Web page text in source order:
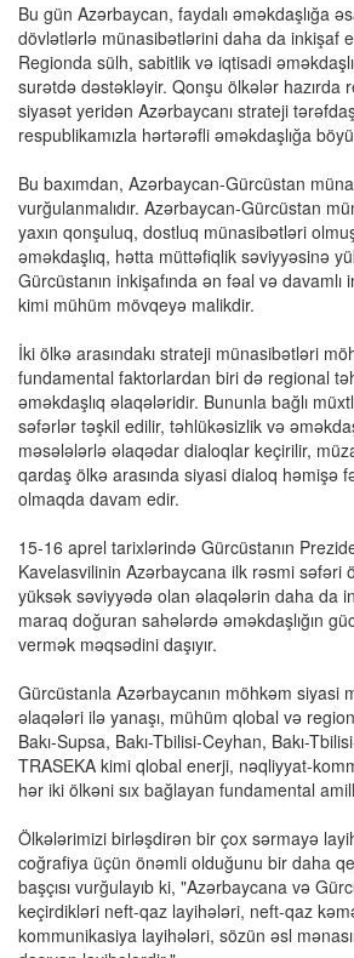
Bu gün Azərbaycan, faydalı əməkdaşlığa
dövlətlərlə münasibətlərini daha da inkişaf
Regionda sülh, sabitlik və iqtisadi
surətdə dəstəkləyir. Qonşu ölkələr hazırda
siyasət yeridən Azərbaycanı strateji
respublikamızla hərtərəfli əməkdaşlığa
Bu baxımdan, Azərbaycan-Gürcüstan
vurğulanmalıdır. Azərbaycan-Gürcüstan
yaxın qonşuluq, dostluq münasibətləri
əməkdaşlıq, hətta müttəfiqlik səviyyəsinə
Gürcüstanın inkişafında ən fəal və davamlı
kimi mühüm mövqeyə malikdir.
İki ölkə arasındakı strateji münasibətləri
fundamental faktorlardan biri də regional
əməkdaşlıq əlaqələridir. Bununla bağlı
səfərlər təşkil edilir, təhlükəsizlik və
məsələlərlə əlaqədar dialoqlar keçirilir,
qardaş ölkə arasında siyasi dialoq həmişə
olmaqda davam edir.
15-16 aprel tarixlərində Gürcüstanın
Kavelasvilinin Azərbaycana ilk rəsmi səfəri
yüksək səviyyədə olan əlaqələrin daha da
maraq doğuran sahələrdə əməkdaşlığın
vermək məqsədini daşıyır.
Gürcüstanla Azərbaycanın möhkəm siyasi
əlaqələri ilə yanaşı, mühüm qlobal və
Bakı-Supsa, Bakı-Tbilisi-Ceyhan, Bakı-
TRASEKA kimi qlobal enerji, nəqliyyat-
hər iki ölkəni sıx bağlayan fundamental
Ölkələrimizi birləşdirən bir çox sərmayə
coğrafiya üçün önəmli olduğunu bir daha
başçısı vurğulayıb ki, "Azərbaycana və
keçirdikləri neft-qaz layihələri, neft-qaz
kommunikasiya layihələri, sözün əsl